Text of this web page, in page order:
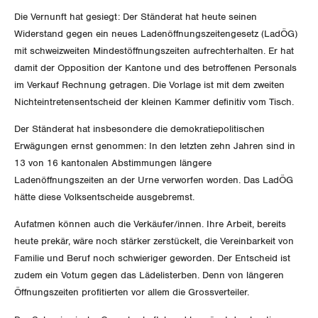
Gewerkschaftsrechte
Arbeitssicherheit und Gesundheitsschutz
Verteilung
SOZIALPOLITIK
Arbeitslosenversicherung
Überbrückungsleistung
CORONA-VIRUS
SERVICE PUBLIC
Verkehr
Post
GLEICHSTELLUNG
Gleichstellung von Frauen und Männern
BILDUNG & JUGEND
Die Vernunft hat gesiegt: Der Ständerat hat heute seinen
Widerstand gegen ein neues Ladenöffnungszeitengesetz (LadÖG)
mit schweizweiten Mindestöffnungszeiten aufrechterhalten. Er hat
damit der Opposition der Kantone und des betroffenen Personals
im Verkauf Rechnung getragen. Die Vorlage ist mit dem zweiten
Nichteintretensentscheid der kleinen Kammer definitiv vom Tisch.
Der Ständerat hat insbesondere die demokratiepolitischen
Erwägungen ernst genommen: In den letzten zehn Jahren sind in
13 von 16 kantonalen Abstimmungen längere
Ladenöffnungszeiten an der Urne verworfen worden. Das LadÖG
hätte diese Volksentscheide ausgebremst.
Aufatmen können auch die Verkäufer/innen. Ihre Arbeit, bereits
heute prekär, wäre noch stärker zerstückelt, die Vereinbarkeit von
Familie und Beruf noch schwieriger geworden. Der Entscheid ist
zudem ein Votum gegen das Lädelisterben. Denn von längeren
Öffnungszeiten profitierten vor allem die Grossverteiler.